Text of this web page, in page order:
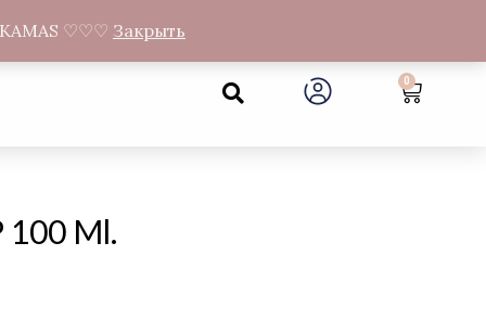
Search 0 Cart
100 Ml.
♡♡♡ Закрыть